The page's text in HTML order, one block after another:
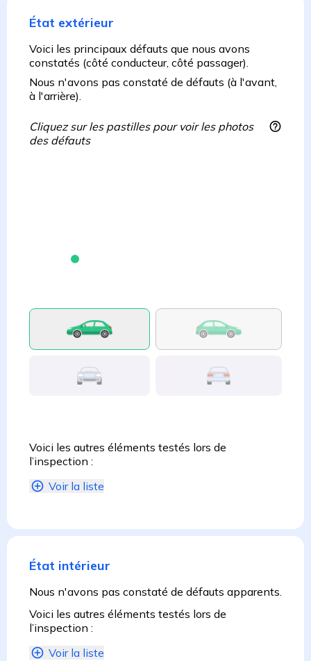
État extérieur
Voici les principaux défauts que nous avons
constatés (côté conducteur, côté passager).
Nous n'avons pas constaté de défauts (à l'avant,
à l'arrière).
Cliquez sur les pastilles pour voir les photos
des défauts
Voici les autres éléments testés lors de
l’inspection :
Voir la liste
État intérieur
Nous n'avons pas constaté de défauts apparents.
Voici les autres éléments testés lors de
l’inspection :
Voir la liste